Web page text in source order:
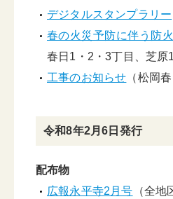
デジタルスタンプラリー
春の火災予防に伴う防
春日1・2・3丁目、芝原
工事のお知らせ （松岡
令和8年2月6日発行
配布物
広報永平寺2月号 （全地